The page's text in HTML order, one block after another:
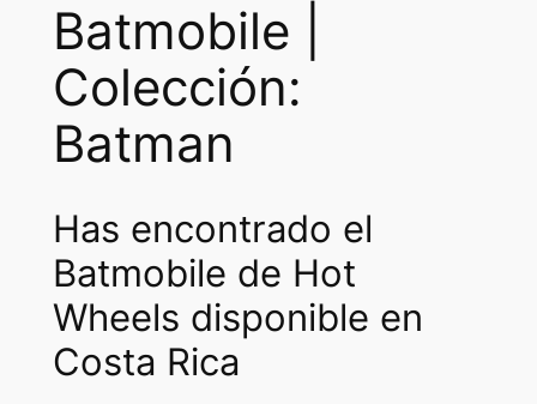
i
c
e
a
s
3
c
e
i
:
₡
1
7
5
Batmobile |
Colección:
Batman
Has encontrado el
Batmobile de Hot
Wheels disponible en
Costa Rica